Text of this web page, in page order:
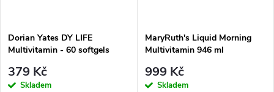
Dorian Yates DY LIFE
Multivitamin - 60 softgels
379 Kč
Skladem
MaryRuth's Liquid Morning
Multivitamin 946 ml
999 Kč
Skladem